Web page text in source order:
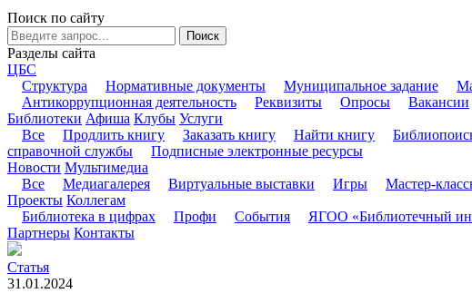
Поиск по сайту
Поиск
Разделы сайта
ЦБС
Структура
Нормативные документы Муниципальное задание
Антикоррупционная деятельность
Реквизиты Опросы
Вакансии
Библиотеки Афиша Клубы Услуги
Все
Продлить книгу Заказать книгу Найти книгу
справочной службы
Подписные электронные ресурсы
Новости Мультимедиа
Все
Медиагалерея Виртуальные выставки Игры Мастер-
Проекты Коллегам
Библиотека в цифрах
Профи События ЯГОО «Библиотечный
Партнеры Контакты
Статья
31.01.2024